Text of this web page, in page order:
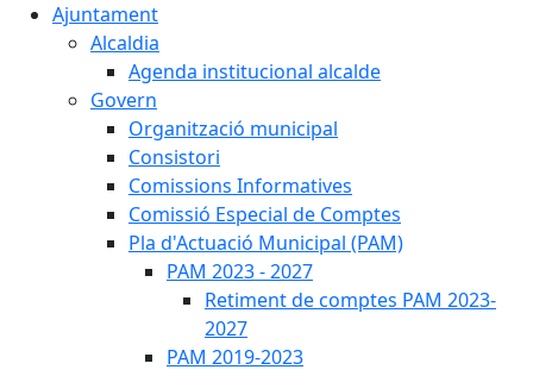
Ajuntament
Alcaldia
Agenda institucional alcalde
Govern
Organització municipal
Consistori
Comissions Informatives
Comissió Especial de Comptes
Pla d'Actuació Municipal (PAM)
PAM 2023 - 2027
Retiment de comptes PAM 2023-
2027
PAM 2019-2023